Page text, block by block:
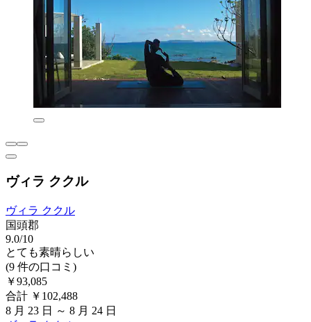
ヴィラ ククル
ヴィラ ククル
国頭郡
9.0/10
とても素晴らしい
(9 件の口コミ)
￥93,085
合計 ￥102,488
8 月 23 日 ～ 8 月 24 日